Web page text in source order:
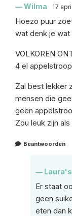
Wilma 17
Hoezo puur
wat denk je
VOLKOREN
4 el appelstroop
Zal best lekker
mensen die
geen
Zou leuk zijn
Beantwoorden
Er staat
geen
eten dan